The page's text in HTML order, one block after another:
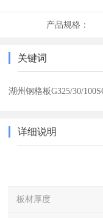
产品规格：
关键词
湖州钢格板G325/30/
详细说明
板材厚度